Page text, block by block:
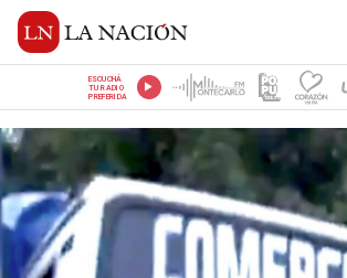
ESCUCHÁ
TU RADIO
PREFERIDA